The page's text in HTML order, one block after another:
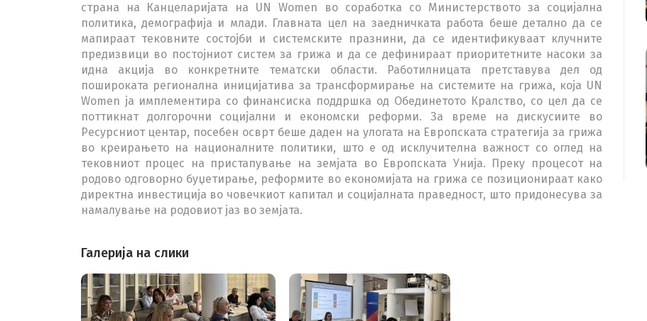
страна на Канцеларијата на UN Women во соработка со Министерството за социјална
политика, демографија и млади. Главната цел на заедничката работа беше детално да се
мапираат тековните состојби и системските празнини, да се идентификуваат клучните
предизвици во постојниот систем за грижа и да се дефинираат приоритетните насоки за
идна акција во конкретните тематски области. Работилницата претставува дел од
пошироката регионална иницијатива за трансформирање на системите на грижа, која UN
Women ја имплементира со финансиска поддршка од Обединетото Кралство, со цел да се
поттикнат долгорочни социјални и економски реформи. За време на дискусиите во
Ресурсниот центар, посебен осврт беше даден на улогата на Европската стратегија за грижа
во креирањето на националните политики, што е од исклучителна важност со оглед на
тековниот процес на пристапување на земјата во Европската Унија. Преку процесот на
родово одговорно буџетирање, реформите во економијата на грижа се позиционираат како
директна инвестиција во човечкиот капитал и социјалната праведност, што придонесува за
намалување на родовиот јаз во земјата.
Галерија на слики